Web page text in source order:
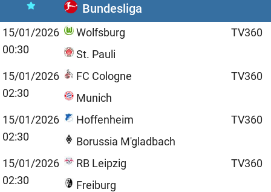
Bundesliga
15/01/2026
00:30
Wolfsburg
TV360
St. Pauli
15/01/2026
02:30
FC Cologne
TV360
Munich
15/01/2026
02:30
Hoffenheim
TV360
Borussia M'gladbach
15/01/2026
02:30
RB Leipzig
TV360
Freiburg